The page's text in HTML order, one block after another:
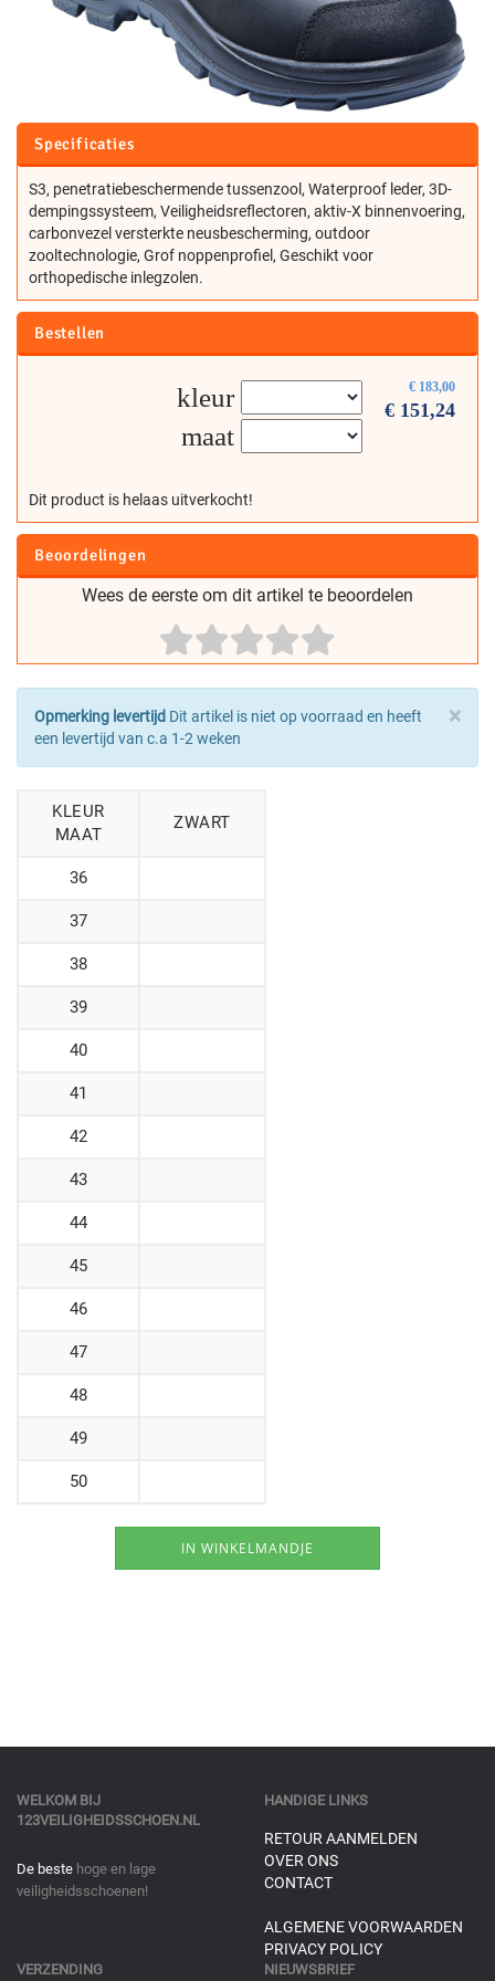
Specificaties
S3, penetratiebeschermende tussenzool, Waterproof leder, 3D-
dempingssysteem, Veiligheidsreflectoren, aktiv-X binnenvoering,
carbonvezel versterkte neusbescherming, outdoor
zooltechnologie, Grof noppenprofiel, Geschikt voor
orthopedische inlegzolen.
Bestellen
€ 183,00
€ 151,24
kleur
maat
Dit product is helaas uitverkocht!
Beoordelingen
Wees de eerste om dit artikel te beoordelen
×
Opmerking levertijd Dit artikel is niet op voorraad en heeft
een levertijd van c.a 1-2 weken
KLEUR
MAAT
ZWART
36
37
38
39
40
41
42
43
44
45
46
47
48
49
50
WELKOM BIJ
123VEILIGHEIDSSCHOEN.NL
De beste hoge en lage
veiligheidsschoenen!
HANDIGE LINKS
RETOUR AANMELDEN
OVER ONS
CONTACT
ALGEMENE VOORWAARDEN
PRIVACY POLICY
VERZENDING NIEUWSBRIEF